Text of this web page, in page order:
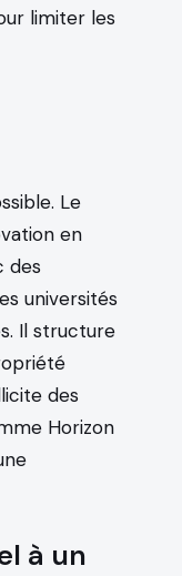
limiter les
Le
en
des
universités
Il structure
des
Horizon
à un